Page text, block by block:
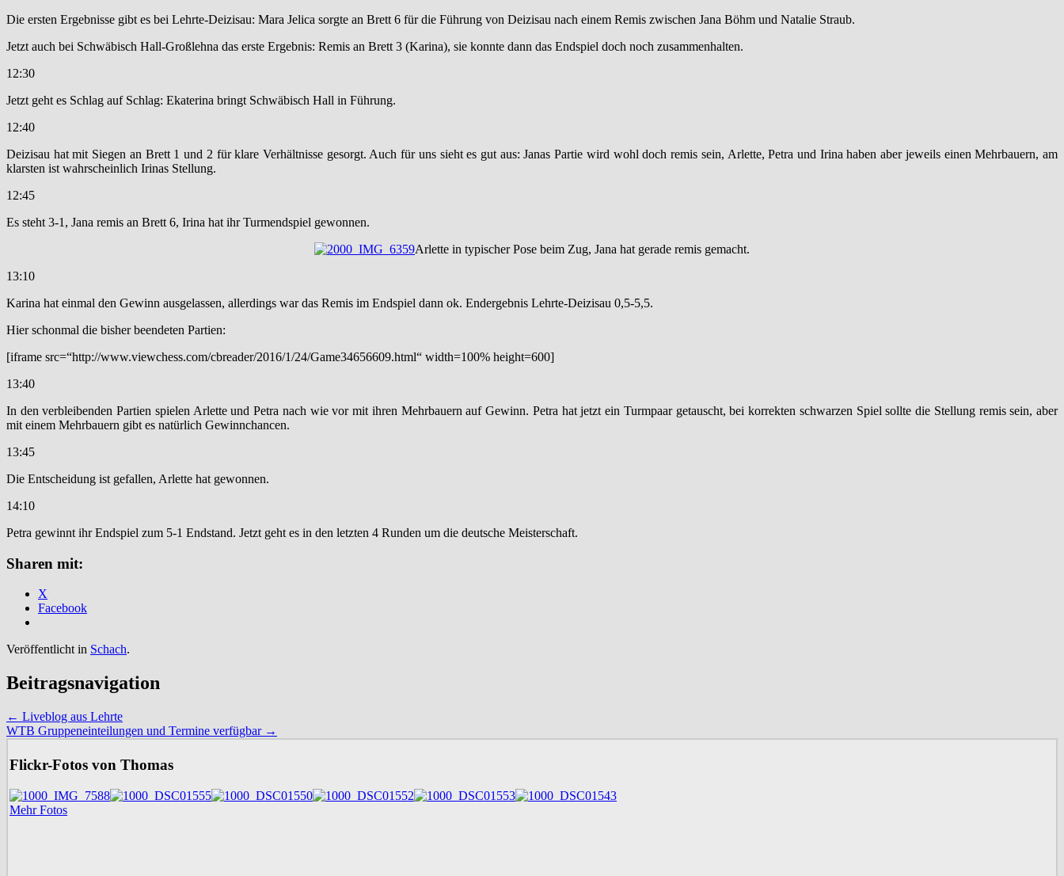
Die ersten Ergebnisse gibt es bei Lehrte-Deizisau: Mara Jelica sorgte an Brett 6 für die Führung von Deizisau nach einem Remis zwischen Jana Böhm und Natalie Straub.
Jetzt auch bei Schwäbisch Hall-Großlehna das erste Ergebnis: Remis an Brett 3 (Karina), sie konnte dann das Endspiel doch noch zusammenhalten.
12:30
Jetzt geht es Schlag auf Schlag: Ekaterina bringt Schwäbisch Hall in Führung.
12:40
Deizisau hat mit Siegen an Brett 1 und 2 für klare Verhältnisse gesorgt. Auch für uns sieht es gut aus: Janas Partie wird wohl doch remis sein, Arlette, Petra und Irina haben aber jeweils einen Mehrbauern, am
klarsten ist wahrscheinlich Irinas Stellung.
12:45
Es steht 3-1, Jana remis an Brett 6, Irina hat ihr Turmendspiel gewonnen.
Arlette in typischer Pose beim Zug, Jana hat gerade remis gemacht.
13:10
Karina hat einmal den Gewinn ausgelassen, allerdings war das Remis im Endspiel dann ok. Endergebnis Lehrte-Deizisau 0,5-5,5.
Hier schonmal die bisher beendeten Partien:
[iframe src=“http://www.viewchess.com/cbreader/2016/1/24/Game34656609.html“ width=100% height=600]
13:40
In den verbleibenden Partien spielen Arlette und Petra nach wie vor mit ihren Mehrbauern auf Gewinn. Petra hat jetzt ein Turmpaar getauscht, bei korrekten schwarzen Spiel sollte die Stellung remis sein, aber
mit einem Mehrbauern gibt es natürlich Gewinnchancen.
13:45
Die Entscheidung ist gefallen, Arlette hat gewonnen.
14:10
Petra gewinnt ihr Endspiel zum 5-1 Endstand. Jetzt geht es in den letzten 4 Runden um die deutsche Meisterschaft.
Sharen mit:
X
Facebook
Veröffentlicht in Schach.
Beitragsnavigation
← Liveblog aus Lehrte
WTB Gruppeneinteilungen und Termine verfügbar →
Flickr-Fotos von Thomas
Mehr Fotos